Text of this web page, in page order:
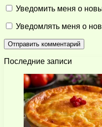
Уведомить меня о
Уведомлять меня о
Последние записи